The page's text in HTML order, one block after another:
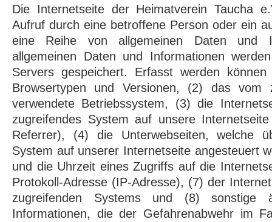
Die Internetseite der Heimatverein Taucha
Aufruf durch eine betroffene Person oder ein
eine Reihe von allgemeinen Daten und
allgemeinen Daten und Informationen
Servers gespeichert. Erfasst werden
Browsertypen und Versionen, (2) das vom
verwendete Betriebssystem, (3) die
zugreifendes System auf unsere
Referrer), (4) die Unterwebseiten, welche
System auf unserer Internetseite angesteuert
und die Uhrzeit eines Zugriffs auf die
Protokoll-Adresse (IP-Adresse), (7) der
zugreifenden Systems und (8) sonstige
Informationen, die der Gefahrenabwehr im